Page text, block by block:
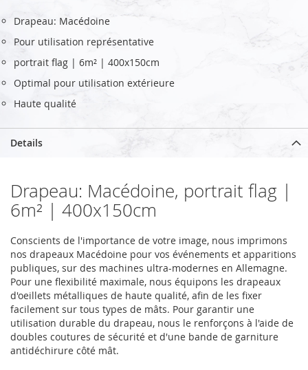
Drapeau: Macédoine
Pour utilisation représentative
portrait flag | 6m² | 400x150cm
Optimal pour utilisation extérieure
Haute qualité
Details
Drapeau: Macédoine, portrait flag |
6m² | 400x150cm
Conscients de l'importance de votre image, nous imprimons
nos drapeaux Macédoine pour vos événements et apparitions
publiques, sur des machines ultra-modernes en Allemagne.
Pour une flexibilité maximale, nous équipons les drapeaux
d'oeillets métalliques de haute qualité, afin de les fixer
facilement sur tous types de mâts. Pour garantir une
utilisation durable du drapeau, nous le renforçons à l'aide de
doubles coutures de sécurité et d'une bande de garniture
antidéchirure côté mât.